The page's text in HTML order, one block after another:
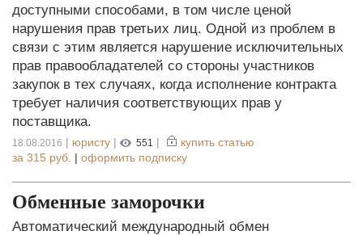
доступными способами, в том числе ценой
нарушения прав третьих лиц. Одной из проблем в
связи с этим является нарушение исключительных
прав правообладателей со стороны участников
закупок в тех случаях, когда исполнение контракта
требует наличия соответствующих прав у
поставщика.
18.08.2016 | юристу | 551 |
купить статью
за 315 руб. | оформить подписку
Обменные заморочки
Автоматический международный обмен